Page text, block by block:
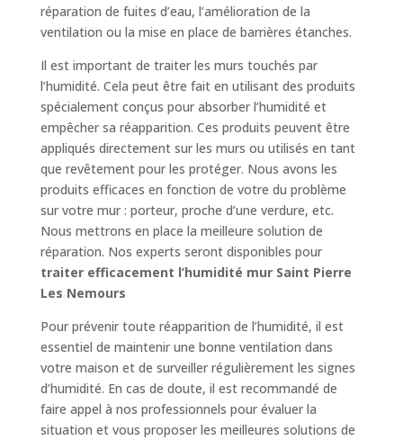
réparation de fuites d’eau, l’amélioration de la
ventilation ou la mise en place de barrières étanches.
Il est important de traiter les murs touchés par
l’humidité. Cela peut être fait en utilisant des produits
spécialement conçus pour absorber l’humidité et
empêcher sa réapparition. Ces produits peuvent être
appliqués directement sur les murs ou utilisés en tant
que revêtement pour les protéger. Nous avons les
produits efficaces en fonction de votre du problème
sur votre mur : porteur, proche d’une verdure, etc.
Nous mettrons en place la meilleure solution de
réparation. Nos experts seront disponibles pour
traiter efficacement l’humidité mur Saint Pierre
Les Nemours
Pour prévenir toute réapparition de l’humidité, il est
essentiel de maintenir une bonne ventilation dans
votre maison et de surveiller régulièrement les signes
d’humidité. En cas de doute, il est recommandé de
faire appel à nos professionnels pour évaluer la
situation et vous proposer les meilleures solutions de